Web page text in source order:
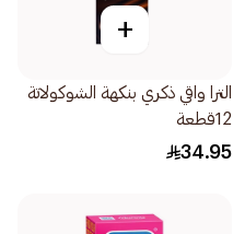
+
الترا واقي ذكري بنكهة الشوكولاتة
12قطعة
34.95